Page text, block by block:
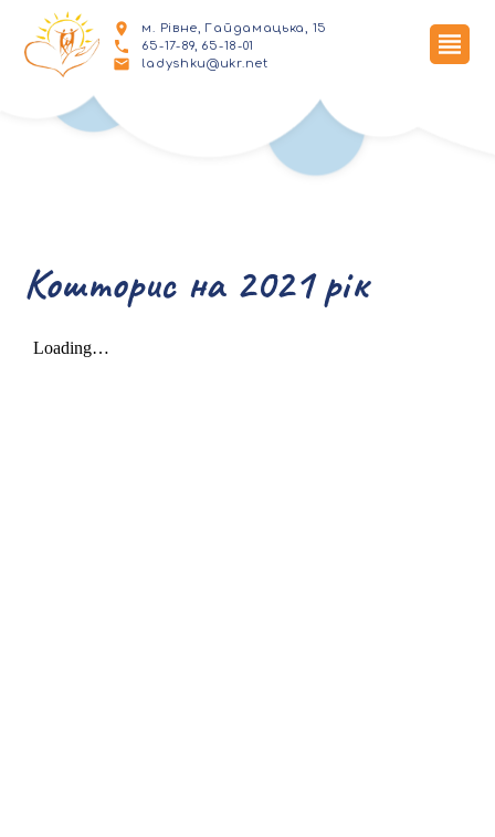
м. Рівне, Гайдамацька, 15
65-17-89, 65-18-01
ladyshku@ukr.net
Кошторис на 2021 рік